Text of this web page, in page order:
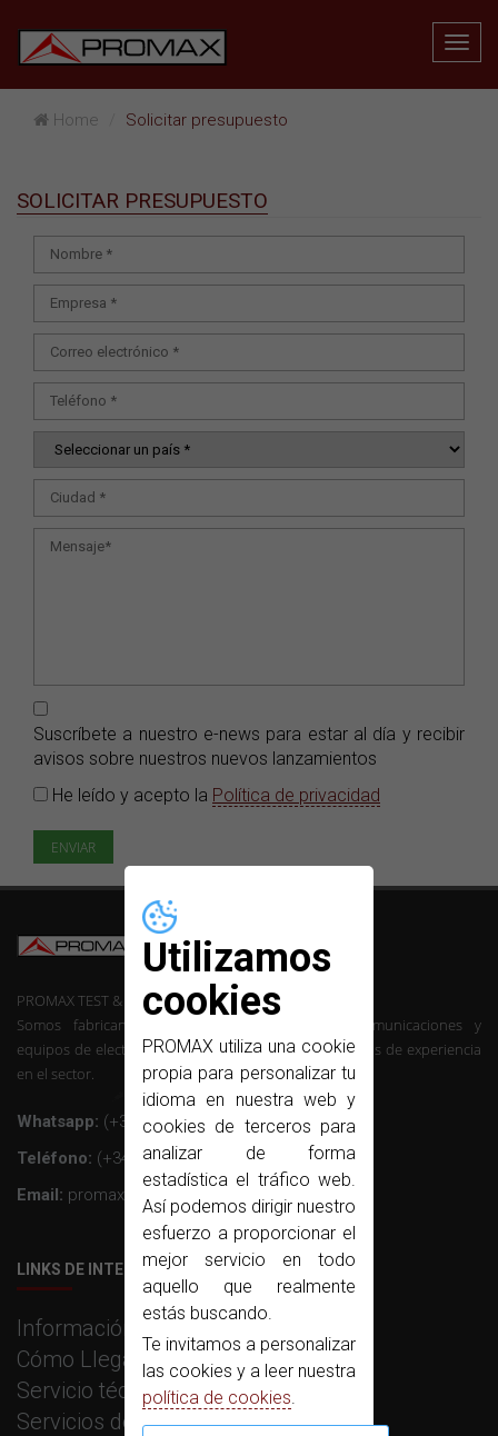
Utilizamos
cookies
PROMAX utiliza una cookie
propia para personalizar tu
idioma en nuestra web y
cookies de terceros para
analizar de forma
estadística el tráfico web.
Así podemos dirigir nuestro
esfuerzo a proporcionar el
mejor servicio en todo
aquello que realmente
estás buscando.
Te invitamos a personalizar
las cookies y a leer nuestra
política de cookies
Home Solicitar presupuesto
SOLICITAR PRESUPUESTO
Suscríbete a nuestro e-news para estar al día y recibir
avisos sobre nuestros nuevos lanzamientos
He leído y acepto la Política de privacidad
PROMAX TEST & MEASUREMENT, SLU ©
Somos fabricantes de instrumentación de telecomunicaciones y
equipos de electrónica profesional con mas de 50 años de experiencia
en el sector.
Whatsapp: (+34) 607 26 65 32
Teléfono: (+34) 931 847 700
Email: promax@promax.es
LINKS DE INTERÉS
Información corporativa
Cómo Llegar
Servicio técnico
Servicios de fabricación